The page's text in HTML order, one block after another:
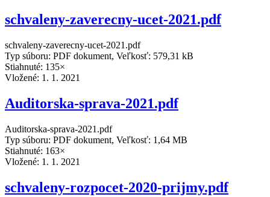
schvaleny-zaverecny-ucet-2021.pdf
schvaleny-zaverecny-ucet-2021.pdf
Typ súboru: PDF dokument, Veľkosť: 579,31 kB
Stiahnuté: 135×
Vložené: 1. 1. 2021
Auditorska-sprava-2021.pdf
Auditorska-sprava-2021.pdf
Typ súboru: PDF dokument, Veľkosť: 1,64 MB
Stiahnuté: 163×
Vložené: 1. 1. 2021
schvaleny-rozpocet-2020-prijmy.pdf